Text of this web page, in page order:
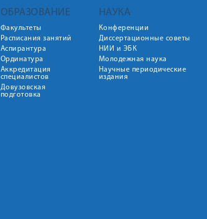
ОБРАЗОВАНИЕ
Факультеты
Расписания занятий
Аспирантура
Ординатура
Аккредитация
специалистов
Довузовская
подготовка
НАУКА
Конференции
Диссертационные советы
НИИ и ЭБК
Молодежная наука
Научные периодические
издания